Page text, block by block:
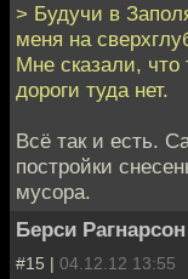
> Будучи в
меня на
Мне сказали, что
дороги туда нет.
Всё так и есть.
постройки
мусора.
Берси Рагнарсон
#15 | 04.12.12 13:55